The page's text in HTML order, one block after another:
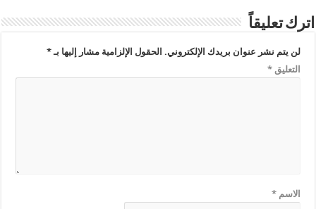
اترك تعليقاً
لن يتم نشر عنوان بريدك الإلكتروني. الحقول الإلزامية مشار إليها بـ*
التعليق*
الاسم*